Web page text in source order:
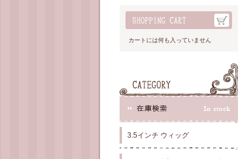
カートには何も入っていません
3.5インチ ウィッグ